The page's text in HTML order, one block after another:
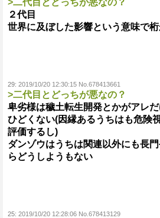
>二代目とどっちが悪なの？
２代目
世界に及ぼした影響という意味で
29: 2019/10/20 12:30:15 No.678413661
>二代目とどっちが悪なの？
卑劣様は穢土転生開発とかがアレ
ひどくない(因縁あるうちはも危険
評価するし)
ダンゾウはうちは関連以外にも長
らどうしようもない
25: 2019/10/20 12:28:06 No.678413129